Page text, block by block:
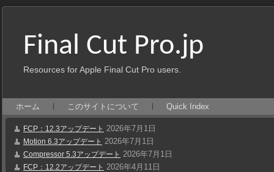
Final Cut Pro.jp
Resources for Apple Final Cut Pro users.
ホーム このサイトについて Quick Index
FCP：12.3アップデート 2026年7月1日
Motion 6.3アップデート 2026年7月1日
Compressor 5.3アップデート 2026年7月1日
FCP：12.2アップデート 2026年4月11日